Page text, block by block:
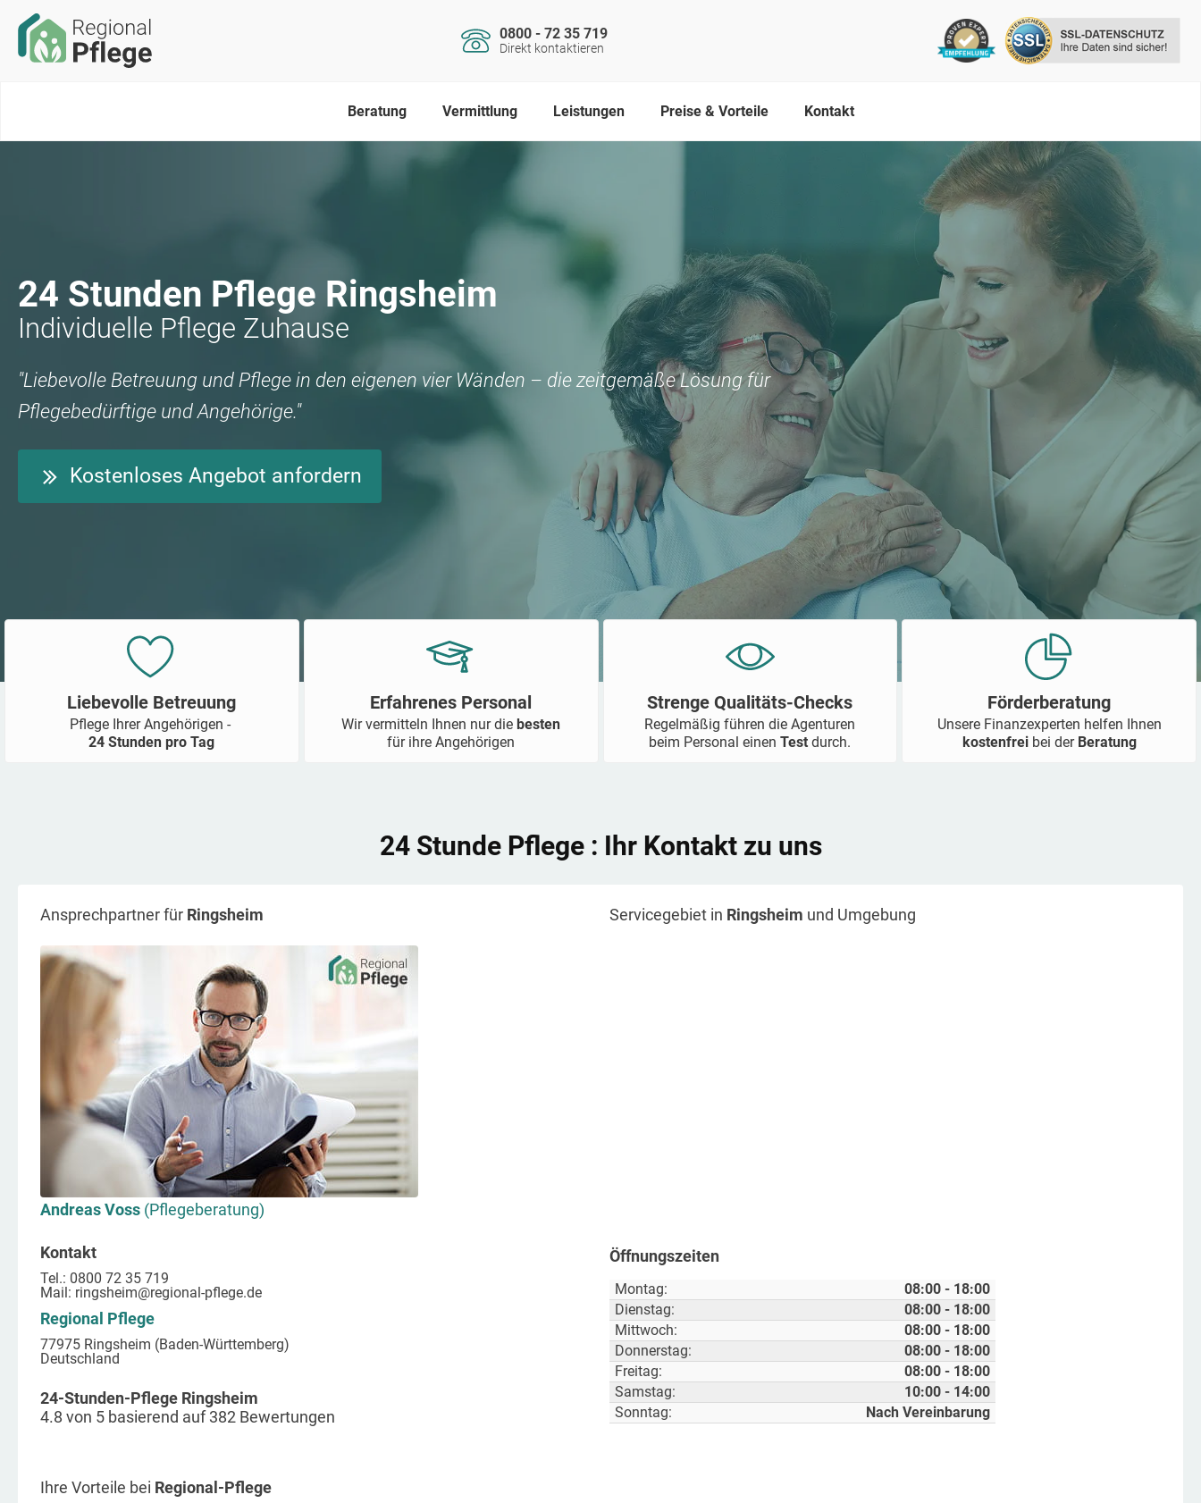
0800 - 72 35 719
Direkt kontaktieren
Beratung Vermittlung Leistungen Preise & Vorteile Kontakt
24 Stunden Pflege Ringsheim
Individuelle Pflege Zuhause
"Liebevolle Betreuung und Pflege in den eigenen vier Wänden – die zeitgemäße Lösung für
Pflegebedürftige und Angehörige."
Kostenloses Angebot anfordern
Liebevolle Betreuung
Pflege Ihrer Angehörigen -
24 Stunden pro Tag
Erfahrenes Personal
Wir vermitteln Ihnen nur diebesten
für ihre Angehörigen
Strenge Qualitäts-Checks
Regelmäßig führen die Agenturen
beim Personal einenTestdurch.
Förderberatung
Unsere Finanzexperten helfen Ihnen
kostenfrei bei der Beratung
24 Stunde Pflege : Ihr Kontakt zu uns
Ansprechpartner für Ringsheim
Andreas Voss (Pflegeberatung)
Kontakt
Tel.: 0800 72 35 719
Mail: ringsheim@regional-pflege.de
Regional Pflege
77975 Ringsheim (Baden-Württemberg)
Deutschland
24-Stunden-Pflege Ringsheim
4.8 von 5 basierend auf382 Bewertungen
Servicegebiet in Ringsheim und Umgebung
Öffnungszeiten
Montag:
08:00 - 18:00
Dienstag:
08:00 - 18:00
Mittwoch:
08:00 - 18:00
Donnerstag:
08:00 - 18:00
Freitag:
08:00 - 18:00
Samstag:
10:00 - 14:00
Sonntag:
Nach Vereinbarung
Ihre Vorteile bei Regional-Pflege